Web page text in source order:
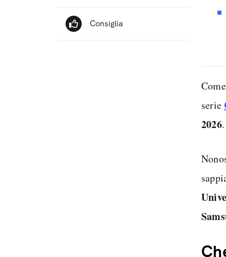
serie
2026.